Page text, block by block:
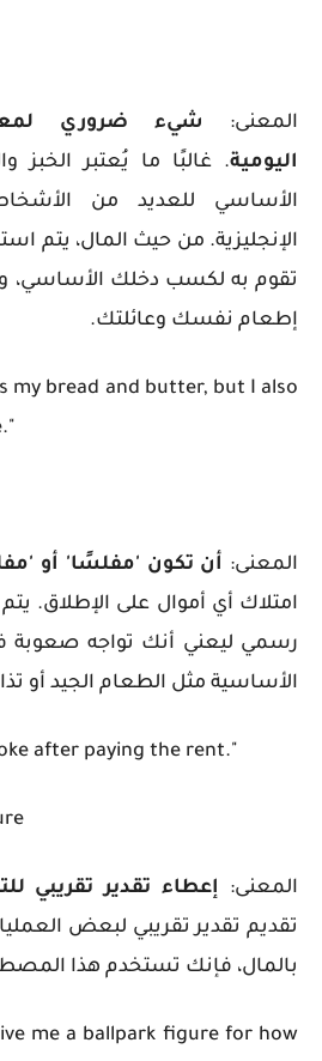
المعنى:
شيء ضروري
اليومية. غالبًا ما يُعتبر الخبز
الأساسي للعديد من
الإنجليزية. من حيث المال، يتم
تقوم به لكسب دخلك الأساسي،
إطعام نفسك وعائلتك.
my bread and butter, but I also
المعنى: أن تكون 'مفلسًا' أو
امتلاك أي أموال على الإطلاق.
رسمي ليعني أنك تواجه صعوبة
الأساسية مثل الطعام الجيد أو
after paying the rent."
المعنى: إعطاء تقدير تقريبي
تقديم تقدير تقريبي لبعض
بالمال، فإنك تستخدم هذا
me a ballpark figure for how